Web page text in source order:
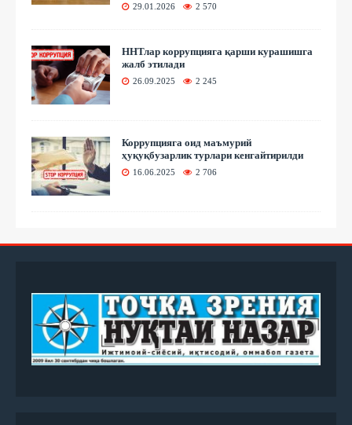
29.01.2026 2 570
ННТлар коррупцияга қарши курашишга
жалб этилади
26.09.2025 2 245
Коррупцияга оид маъмурий
ҳуқуқбузарлик турлари кенгайтирилди
16.06.2025 2 706